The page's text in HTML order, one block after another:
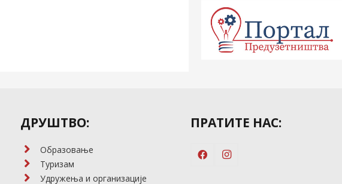
ДРУШТВО:
Образовање
Туризам
Удружења и организације
ПРАТИТЕ НАС: